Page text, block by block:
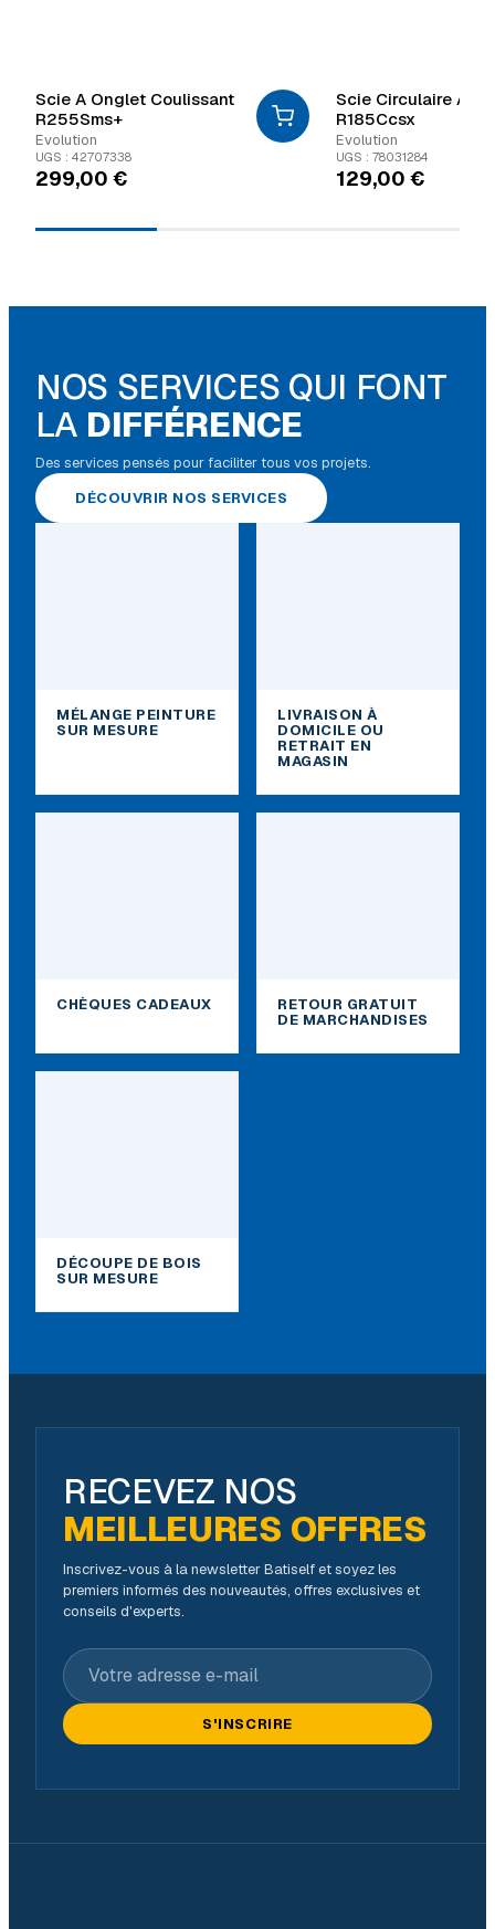
Scie A Onglet Coulissant
R255Sms+
Evolution
UGS : 42707338
299,00 €
Scie Circulaire
R185Ccsx
Evolution
UGS : 78031284
129,00 €
NOS SERVICES QUI FONT
LA DIFFÉRENCE
Des services pensés pour faciliter tous vos projets.
DÉCOUVRIR NOS SERVICES
MÉLANGE PEINTURE
SUR MESURE
LIVRAISON À
DOMICILE OU
RETRAIT EN
MAGASIN
CHÈQUES CADEAUX
RETOUR GRATUIT
DE MARCHANDISES
DÉCOUPE DE BOIS
SUR MESURE
RECEVEZ NOS
MEILLEURES OFFRES
Inscrivez-vous à la newsletter Batiself et soyez les
premiers informés des nouveautés, offres exclusives et
conseils d'experts.
Votre adresse e-mail
S'INSCRIRE